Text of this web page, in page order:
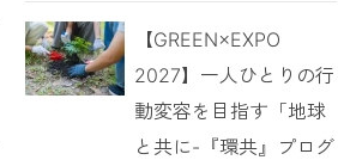
【GREEN×EXPO
2027】一人ひとりの行
動変容を目指す「地球
と共に-『環共』プログ